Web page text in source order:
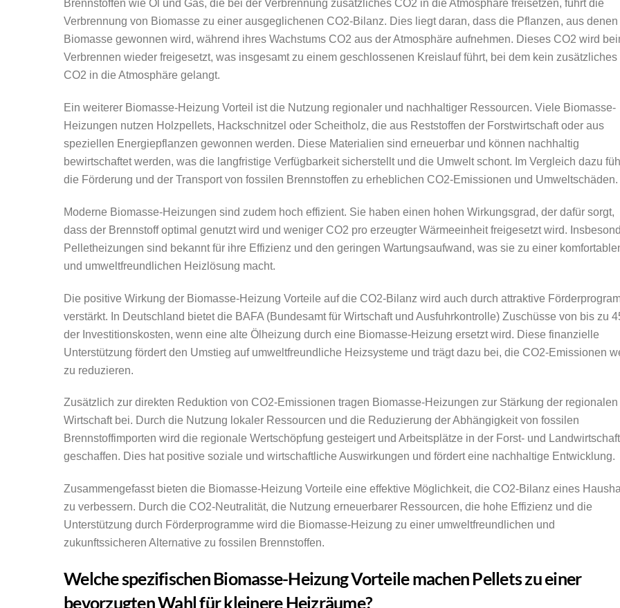
Brennstoffen wie Öl und Gas, die bei der Verbrennung zusätzliches CO2 in die Atmosphäre freisetzen, führt die
Verbrennung von Biomasse zu einer ausgeglichenen CO2-Bilanz. Dies liegt daran, dass die Pflanzen, aus denen
Biomasse gewonnen wird, während ihres Wachstums CO2 aus der Atmosphäre aufnehmen. Dieses CO2 wird
Verbrennen wieder freigesetzt, was insgesamt zu einem geschlossenen Kreislauf führt, bei dem kein zusätzliches
CO2 in die Atmosphäre gelangt.
Ein weiterer Biomasse-Heizung Vorteil ist die Nutzung regionaler und nachhaltiger Ressourcen. Viele Biomasse-
Heizungen nutzen Holzpellets, Hackschnitzel oder Scheitholz, die aus Reststoffen der Forstwirtschaft oder aus
speziellen Energiepflanzen gewonnen werden. Diese Materialien sind erneuerbar und können nachhaltig
bewirtschaftet werden, was die langfristige Verfügbarkeit sicherstellt und die Umwelt schont. Im Vergleich dazu
die Förderung und der Transport von fossilen Brennstoffen zu erheblichen CO2-Emissionen und Umweltschäden.
Moderne Biomasse-Heizungen sind zudem hoch effizient. Sie haben einen hohen Wirkungsgrad, der dafür sorgt,
dass der Brennstoff optimal genutzt wird und weniger CO2 pro erzeugter Wärmeeinheit freigesetzt wird.
Pelletheizungen sind bekannt für ihre Effizienz und den geringen Wartungsaufwand, was sie zu einer
und umweltfreundlichen Heizlösung macht.
Die positive Wirkung der Biomasse-Heizung Vorteile auf die CO2-Bilanz wird auch durch attraktive
verstärkt. In Deutschland bietet die BAFA (Bundesamt für Wirtschaft und Ausfuhrkontrolle) Zuschüsse von bis zu
der Investitionskosten, wenn eine alte Ölheizung durch eine Biomasse-Heizung ersetzt wird. Diese finanzielle
Unterstützung fördert den Umstieg auf umweltfreundliche Heizsysteme und trägt dazu bei, die CO2-Emissionen
zu reduzieren.
Zusätzlich zur direkten Reduktion von CO2-Emissionen tragen Biomasse-Heizungen zur Stärkung der regionalen
Wirtschaft bei. Durch die Nutzung lokaler Ressourcen und die Reduzierung der Abhängigkeit von fossilen
Brennstoffimporten wird die regionale Wertschöpfung gesteigert und Arbeitsplätze in der Forst- und Landwirtschaft
geschaffen. Dies hat positive soziale und wirtschaftliche Auswirkungen und fördert eine nachhaltige Entwicklung.
Zusammengefasst bieten die Biomasse-Heizung Vorteile eine effektive Möglichkeit, die CO2-Bilanz eines
zu verbessern. Durch die CO2-Neutralität, die Nutzung erneuerbarer Ressourcen, die hohe Effizienz und die
Unterstützung durch Förderprogramme wird die Biomasse-Heizung zu einer umweltfreundlichen und
zukunftssicheren Alternative zu fossilen Brennstoffen.
Welche spezifischen Biomasse-Heizung Vorteile machen Pellets zu einer
bevorzugten Wahl für kleinere Heizräume?